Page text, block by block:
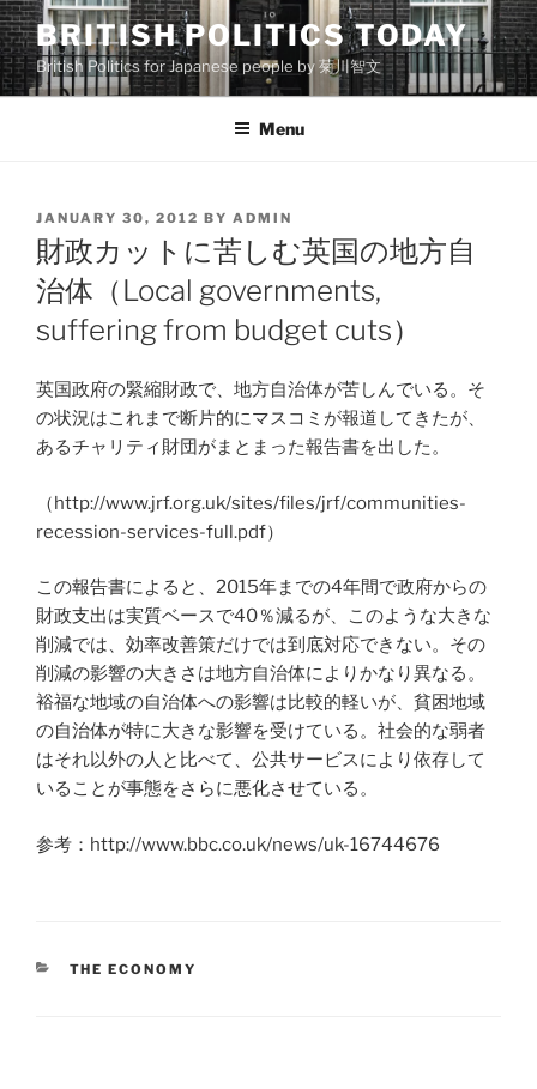
Skip
to
content
BRITISH POLITICS TODAY
British Politics for Japanese people by 菊川智文
Menu
POSTED
ON
JANUARY 30, 2012 BY ADMIN
財政カットに苦しむ英国の地方自
治体（Local governments,
suffering from budget cuts）
英国政府の緊縮財政で、地方自治体が苦しんでいる。そ
の状況はこれまで断片的にマスコミが報道してきたが、
あるチャリティ財団がまとまった報告書を出した。
（http://www.jrf.org.uk/sites/files/jrf/communities-
recession-services-full.pdf）
この報告書によると、2015年までの4年間で政府からの
財政支出は実質ベースで40％減るが、このような大きな
削減では、効率改善策だけでは到底対応できない。その
削減の影響の大きさは地方自治体によりかなり異なる。
裕福な地域の自治体への影響は比較的軽いが、貧困地域
の自治体が特に大きな影響を受けている。社会的な弱者
はそれ以外の人と比べて、公共サービスにより依存して
いることが事態をさらに悪化させている。
参考：http://www.bbc.co.uk/news/uk-16744676
CATEGORIES
THE ECONOMY